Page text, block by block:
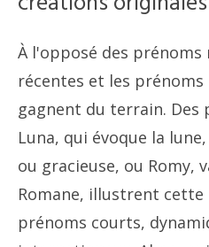
À l'opposé des
récentes et les
gagnent du terrain. Des
Luna, qui évoque la
ou gracieuse, ou Romy,
Romane, illustrent cette
prénoms courts,